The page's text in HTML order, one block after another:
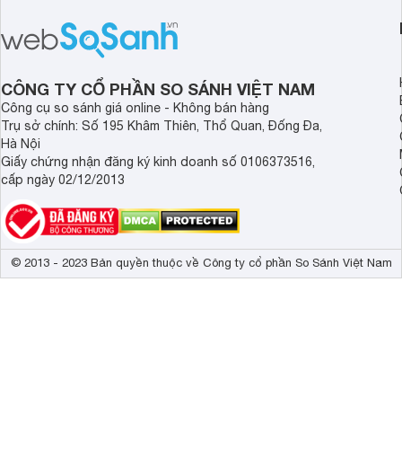
hợp đáng chú ý khi có mức giá dễ
tiếp cận hơn dù mới ra mắt trong năm
tảng Google TV
nghệ hỗ trợ nâng
CÔNG TY CỔ PHẦN SO SÁNH VIỆT NAM
Công cụ so sánh giá online - Không bán hàng
Trụ sở chính: Số 195 Khâm Thiên, Thổ Quan, Đống Đa,
Hà Nội
Giấy chứng nhận đăng ký kinh doanh số 0106373516,
cấp ngày 02/12/2013
© 2013 - 2023 Bản quyền thuộc về Công ty cổ phần So Sánh Việt Nam